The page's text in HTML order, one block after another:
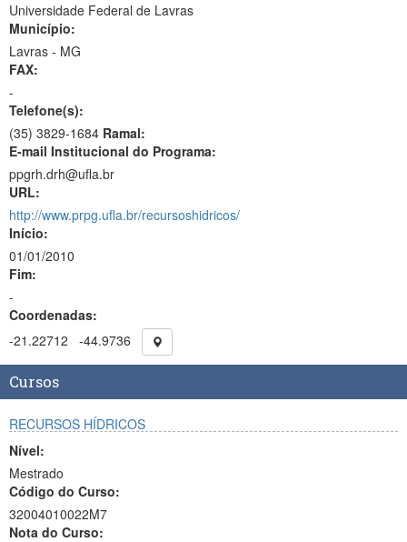
Universidade Federal de Lavras
Município:
Lavras - MG
FAX:
-
Telefone(s):
(35) 3829-1684 Ramal:
E-mail Institucional do Programa:
ppgrh.drh@ufla.br
URL:
http://www.prpg.ufla.br/recursoshidricos/
Início:
01/01/2010
Fim:
-
Coordenadas:
-21.22712
-44.9736
Cursos
RECURSOS HÍDRICOS
Nível:
Mestrado
Código do Curso:
32004010022M7
Nota do Curso: